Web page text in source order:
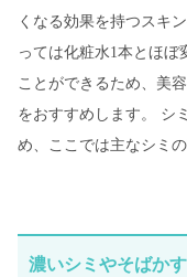
くなる効果を持つスキ
っては化粧水1本とほぼ
ことができるため、美
をおすすめします。 シ
め、ここでは主なシミ
濃いシミやそばかす